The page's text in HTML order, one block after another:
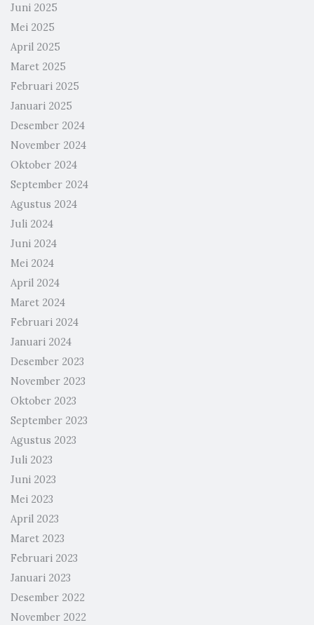
Juni 2025
Mei 2025
April 2025
Maret 2025
Februari 2025
Januari 2025
Desember 2024
November 2024
Oktober 2024
September 2024
Agustus 2024
Juli 2024
Juni 2024
Mei 2024
April 2024
Maret 2024
Februari 2024
Januari 2024
Desember 2023
November 2023
Oktober 2023
September 2023
Agustus 2023
Juli 2023
Juni 2023
Mei 2023
April 2023
Maret 2023
Februari 2023
Januari 2023
Desember 2022
November 2022